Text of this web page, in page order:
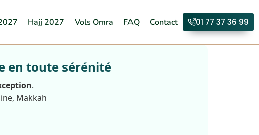
Hajj 2027 Vols Omra FAQ Contact 01 77 37 36 99
en toute sérénité
.
Makkah